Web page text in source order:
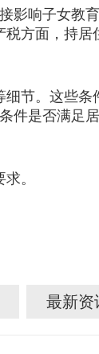
响子女教
方面，持居
节。这些条
件是否满足
。
最新资